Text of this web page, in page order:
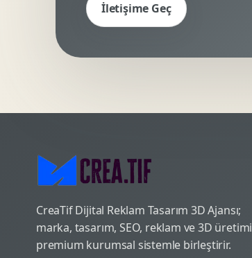
İletişime Geç
CreaTif Dijital Reklam Tasarım 3D Ajansı;
marka, tasarım, SEO, reklam ve 3D üretimi
premium kurumsal sistemle birleştirir.